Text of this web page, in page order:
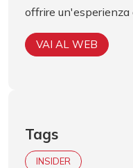
offrire un'esperienza
VAI AL WEB
Tags
INSIDER